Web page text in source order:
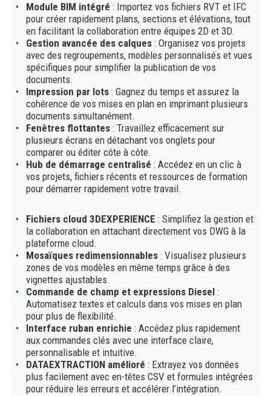
Module BIM intégré : Importez vos fichiers RVT et IFC
pour créer rapidement plans, sections et élévations, tout
en facilitant la collaboration entre équipes 2D et 3D.
Gestion avancée des calques: Organisez vos projets
avec des regroupements, modèles personnalisés et vues
spécifiques pour simplifier la publication de vos
documents.
Impression par lots: Gagnez du temps et assurez la
cohérence de vos mises en plan en imprimant plusieurs
documents simultanément.
Fenêtres flottantes: Travaillez efficacement sur
plusieurs écrans en détachant vos onglets pour
comparer ou éditer côte à côte.
Hub de démarrage centralisé : Accédez en un clic à
vos projets, fichiers récents et ressources de formation
pour démarrer rapidement votre travail.
Fichiers cloud 3DEXPERIENCE : Simplifiez la gestion et
la collaboration en attachant directement vos DWG à la
plateforme cloud.
Mosaïques redimensionnables: Visualisez plusieurs
zones de vos modèles en même temps grâce à des
vignettes ajustables.
Commande de champ et expressions Diesel:
Automatisez textes et calculs dans vos mises en plan
pour plus de flexibilité.
Interface ruban enrichie : Accédez plus rapidement
aux commandes clés avec une interface claire,
personnalisable et intuitive.
DATAEXTRACTION amélioré : Extrayez vos données
plus facilement avec en-têtes CSV et formules intégrées
pour réduire les erreurs et accélérer l’intégration.